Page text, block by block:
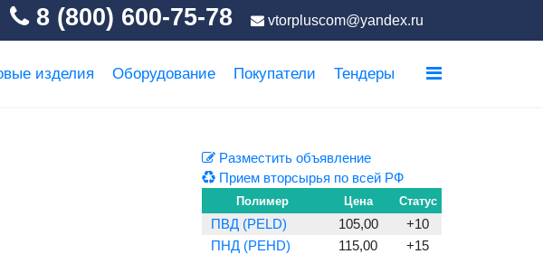
8 (800) 600-75-78 vtorpluscom@yandex.ru
изделия Оборудование Покупатели Тендеры
Разместить объявление
Прием вторсырья по всей РФ
Полимер Цена Статус
ПВД (PELD) 105,00
+10
ПНД (PEHD)
115,00
+15